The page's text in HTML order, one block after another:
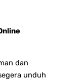
dan
unduh